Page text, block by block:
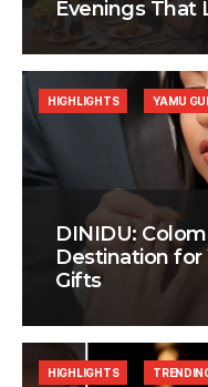
Evenings That
DINIDU:
Destination for
Gifts
HIGHLIGHTS YAMU
HIGHLIGHTS